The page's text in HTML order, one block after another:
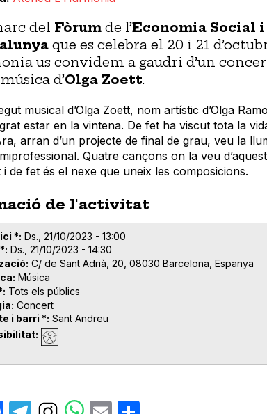
del Fòrum de l’Economia Social
que es celebra el 20 i 21
us convidem a gaudri d’un
d’Olga Zoett.
musical d’Olga Zoett, nom artístic d’Olga
estar en la vintena. De fet ha viscut tota la
arran d’un projecte de final de grau, veu la
Quatre cançons on la veu
de fet és el nexe que uneix les composicions.
de l'activitat
* Ds., 21/10/2023 - 13:00
Ds., 21/10/2023 - 14:30
C/ de Sant Adrià, 20, 08030 Barcelona, Espanya
Música
Tots els públics
Concert
i barri * Sant Andreu